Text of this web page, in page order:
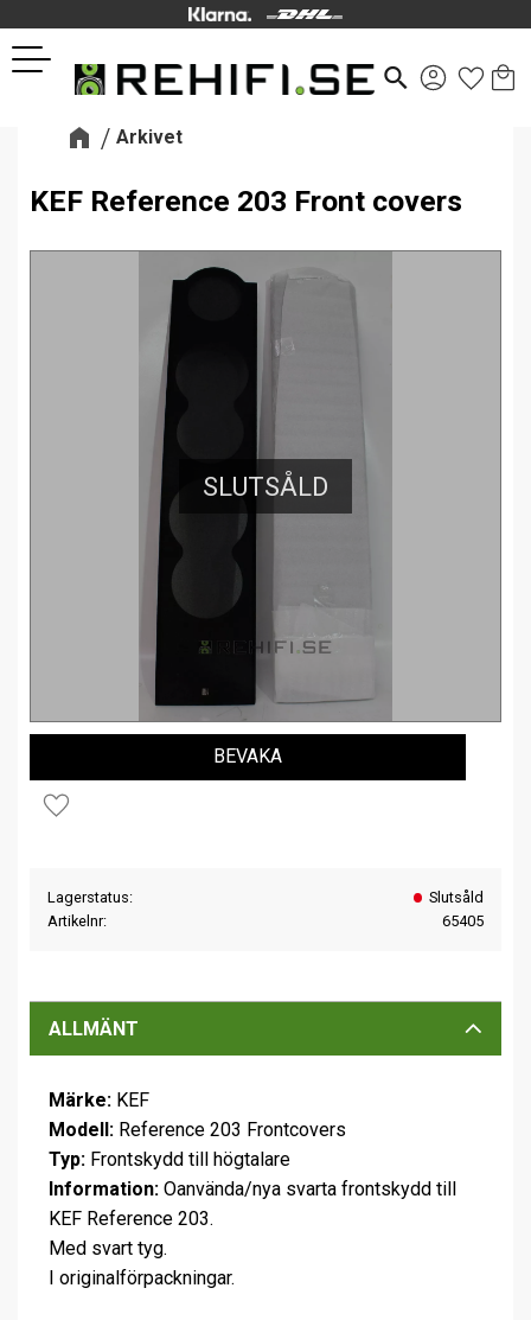
Meny
search
Arkivet
KEF Reference 203 Front covers
SLUTSÅLD
Lägg till i favoriter
BEVAKA
Lagerstatus
Slutsåld
Artikelnr
65405
ALLMÄNT
Märke: KEF
Modell: Reference 203 Frontcovers
Typ: Frontskydd till högtalare
Information: Oanvända/nya svarta frontskydd till
KEF Reference 203.
Med svart tyg.
I originalförpackningar.